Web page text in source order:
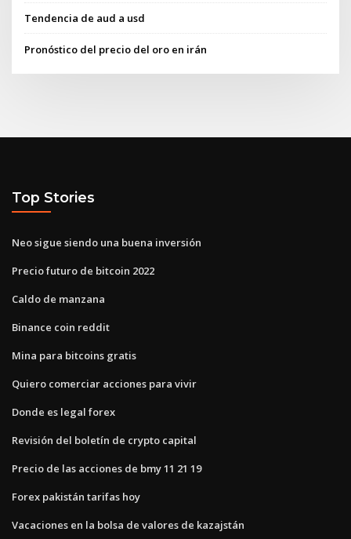
Tendencia de aud a usd
Pronóstico del precio del oro en irán
Top Stories
Neo sigue siendo una buena inversión
Precio futuro de bitcoin 2022
Caldo de manzana
Binance coin reddit
Mina para bitcoins gratis
Quiero comerciar acciones para vivir
Donde es legal forex
Revisión del boletín de crypto capital
Precio de las acciones de bmy 11 21 19
Forex pakistán tarifas hoy
Vacaciones en la bolsa de valores de kazajstán